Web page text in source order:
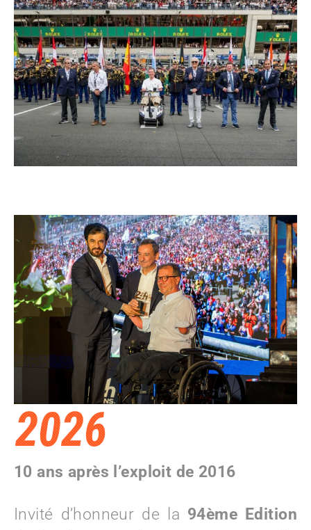
2026
10 ans après l’exploit de 2016
Invité d’honneur de la 94ème Edition